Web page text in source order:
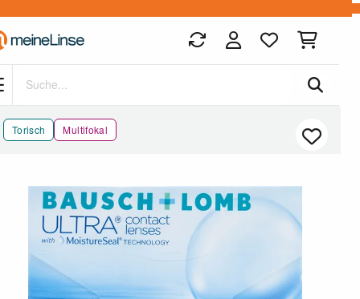
Zum Hauptinhalt springen
Torisch Multifokal